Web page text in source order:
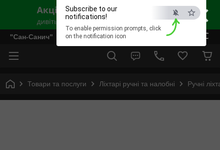
×
ESC
Subscribe to our
notifications!
To enable permission prompts, click
on the notification icon
"Сан-Санич"
Товари та послуги Ліхтарі ручні та налобні Ручні